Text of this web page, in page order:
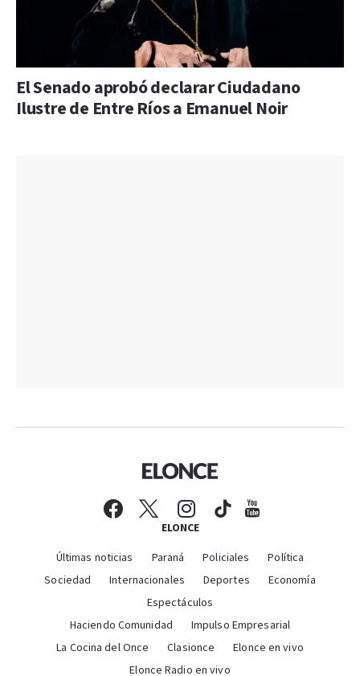
El Senado aprobó declarar Ciudadano
Ilustre de Entre Ríos a Emanuel Noir
ELONCE
Últimas noticias Paraná Policiales
Política
Sociedad
Internacionales Deportes
Economía
Espectáculos
Haciendo Comunidad
Impulso Empresarial
La Cocina del Once
Clasionce
Elonce en vivo
Elonce Radio en vivo